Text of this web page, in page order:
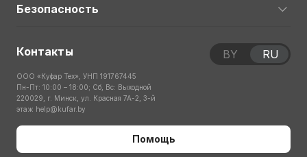
Безопасность
Контакты
ООО «Куфар Тех», УНП 191767445
Пн-Пт: 10:00 – 18:00; Сб, Вс: Выходной
220029, г. Минск, ул. Красная 7А-2, 3-й
этаж help@kufar.by
Помощь
BY RU